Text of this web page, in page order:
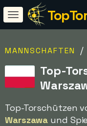
MANNSCHAFTEN /
Top-
Top-Torschützen
Warszawa und